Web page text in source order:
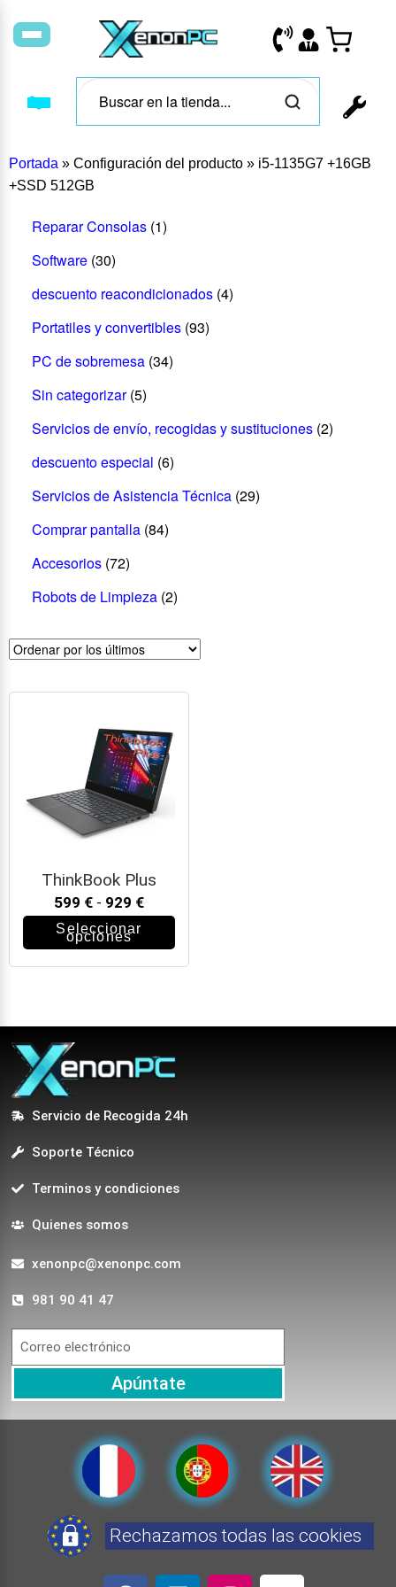
Portada » Configuración del producto » i5-1135G7 +16GB
+SSD 512GB
Reparar Consolas (1)
Software (30)
descuento reacondicionados (4)
Portatiles y convertibles (93)
PC de sobremesa (34)
Sin categorizar (5)
Servicios de envío, recogidas y sustituciones (2)
descuento especial (6)
Servicios de Asistencia Técnica (29)
Comprar pantalla (84)
Accesorios (72)
Robots de Limpieza (2)
ThinkBook Plus
599 € - 929 €
Seleccionar
opciones
Servicio de Recogida 24h
Soporte Técnico
Terminos y condiciones
Quienes somos
xenonpc@xenonpc.com
981 90 41 47
Apúntate
Rechazamos todas las cookies